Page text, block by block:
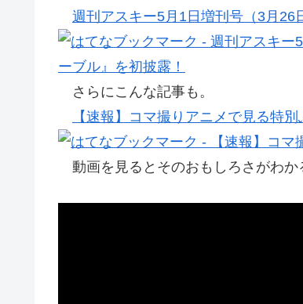
週刊アスキー5月1日増刊号（3月26
さらにこんな記事も。
【速報】コマ撮りアニメで見る特
動画を見るとそのおもしろさがわか